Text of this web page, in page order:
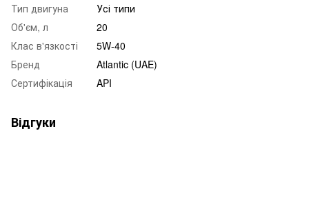
Тип двигуна
Усі типи
Об'єм, л
20
Клас в'язкості
5W-40
Бренд
Atlantic (UAE)
Сертифікація
API
Відгуки